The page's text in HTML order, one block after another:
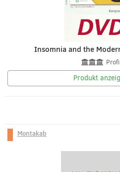
Insomnia and the
Profi
Produkt
Montakab